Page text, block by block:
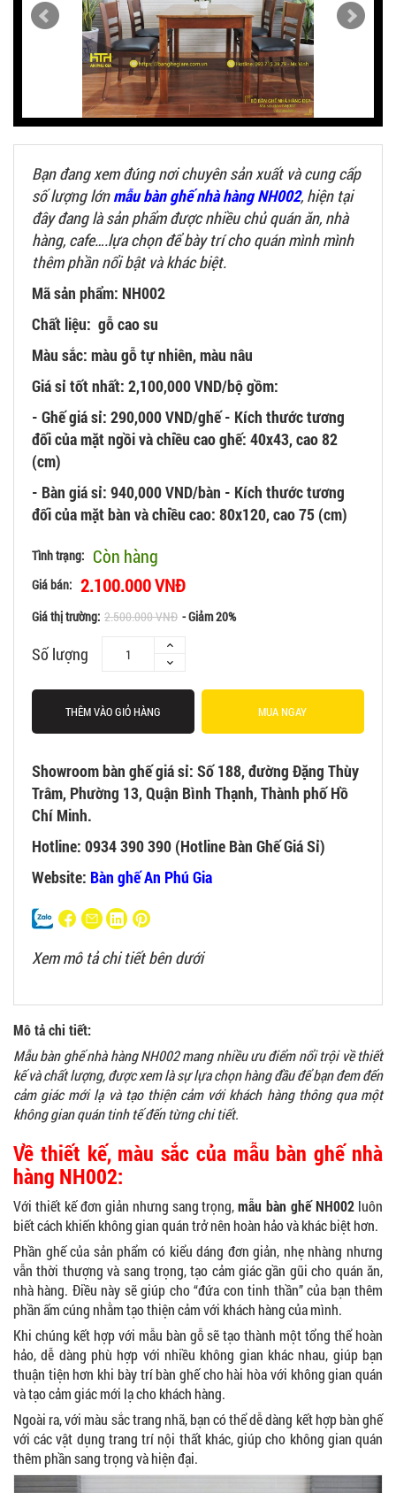
Bạn đang xem đúng nơi chuyên sản xuất và cung cấp
số lượng lớnmẫu bàn ghế nhà hàng NH002, hiện tại
đây đang là sản phẩm được nhiều chủ quán ăn, nhà
hàng, cafe….lựa chọn để bày trí cho quán mình mình
thêm phần nổi bật và khác biệt.
Mã sản phẩm: NH002
Chất liệu: gỗ cao su
Màu sắc: màu gỗ tự nhiên, màu nâu
Giá sỉ tốt nhất: 2,100,000 VND/bộ gồm:
- Ghế giá sỉ: 290,000 VND/ghế - Kích thước tương
đối của mặt ngồi và chiều cao ghế: 40x43, cao 82
(cm)
- Bàn giá sỉ: 940,000 VND/bàn - Kích thước tương
đối của mặt bàn và chiều cao: 80x120, cao 75 (cm)
Tình trạng: Còn hàng
Giá bán: 2.100.000 VNĐ
Giá thị trường: 2.500.000 VNĐ - Giảm 20%
Số lượng
THÊM VÀO GIỎ HÀNG MUA NGAY
Showroom bàn ghế giá sỉ: Số 188, đường Đặng Thùy
Trâm, Phường 13, Quận Bình Thạnh, Thành phố Hồ
Chí Minh.
Hotline: 0934 390 390 (Hotline Bàn Ghế Giá Sỉ)
Website: Bàn ghế An Phú Gia
Xem mô tả chi tiết bên dưới
Mô tả chi tiết:
Mẫu bàn ghế nhà hàng NH002 mang nhiều ưu điểm nổi trội về thiết
kế và chất lượng, được xem là sự lựa chọn hàng đầu để bạn đem đến
cảm giác mới lạ và tạo thiện cảm với khách hàng thông qua một
không gian quán tinh tế đến từng chi tiết.
Về thiết kế, màu sắc của mẫu bàn ghế nhà
hàng NH002:
Với thiết kế đơn giản nhưng sang trọng,mẫu bàn ghế NH002 luôn
biết cách khiến không gian quán trở nên hoàn hảo và khác biệt hơn.
Phần ghế của sản phẩm có kiểu dáng đơn giản, nhẹ nhàng nhưng
vẫn thời thượng và sang trọng, tạo cảm giác gần gũi cho quán ăn,
nhà hàng. Điều này sẽ giúp cho “đứa con tinh thần” của bạn thêm
phần ấm cúng nhằm tạo thiện cảm với khách hàng của mình.
Khi chúng kết hợp với mẫu bàn gỗ sẽ tạo thành một tổng thể hoàn
hảo, dễ dàng phù hợp với nhiều không gian khác nhau, giúp bạn
thuận tiện hơn khi bày trí bàn ghế cho hài hòa với không gian quán
và tạo cảm giác mới lạ cho khách hàng.
Ngoài ra, với màu sắc trang nhã, bạn có thể dễ dàng kết hợp bàn ghế
với các vật dụng trang trí nội thất khác, giúp cho không gian quán
thêm phần sang trọng và hiện đại.